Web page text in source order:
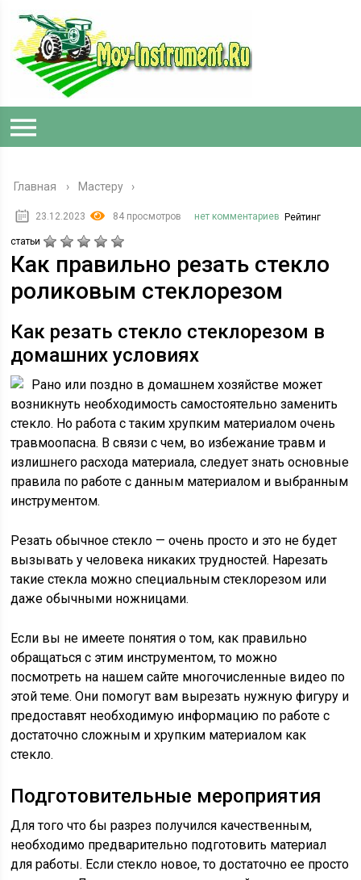
Главная › Мастеру
23.12.2023 84 просмотров нет комментариев Рейтинг
статьи
Как правильно резать стекло
роликовым стеклорезом
Как резать стекло стеклорезом в
домашних условиях
Рано или поздно в домашнем хозяйстве может
возникнуть необходимость самостоятельно заменить
стекло. Но работа с таким хрупким материалом очень
травмоопасна. В связи с чем, во избежание травм и
излишнего расхода материала, следует знать основные
правила по работе с данным материалом и выбранным
инструментом.
Резать обычное стекло — очень просто и это не будет
вызывать у человека никаких трудностей. Нарезать
такие стекла можно специальным стеклорезом или
даже обычными ножницами.
Если вы не имеете понятия о том, как правильно
обращаться с этим инструментом, то можно
посмотреть на нашем сайте многочисленные видео по
этой теме. Они помогут вам вырезать нужную фигуру и
предоставят необходимую информацию по работе с
достаточно сложным и хрупким материалом как
стекло.
Подготовительные мероприятия
Для того что бы разрез получился качественным,
необходимо предварительно подготовить материал
для работы. Если стекло новое, то достаточно ее просто